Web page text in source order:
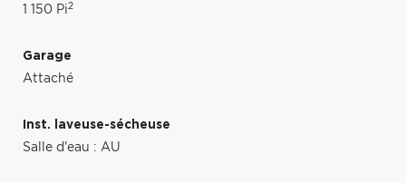
1 150 Pi2
Garage
Attaché
Inst. laveuse-sécheuse
Salle d'eau : AU